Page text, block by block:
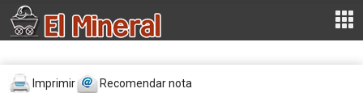
Imprimir Recomendar nota